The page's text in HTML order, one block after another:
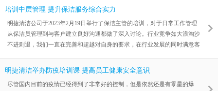
培训中层管理 提升保洁服务综合实力
明捷清洁公司于2023年2月19日举行了保洁主管的培训，对于日常工作管理
从保洁员管理到与客户建立良好沟通都做了深入讨论。行业竞争如大浪淘沙
不进则退，我们一直在完善和超越对自身的要求，在行业发展的同时满意客
里，清洁服务仅仅是简单的劳动力密集型工作，知识水准低，科技含量少，
明捷清洁举办防疫培训课 提高员工健康安全意识
尽管国内目前的疫情已经得到了非常好的控制，但是依然还是有零星的爆